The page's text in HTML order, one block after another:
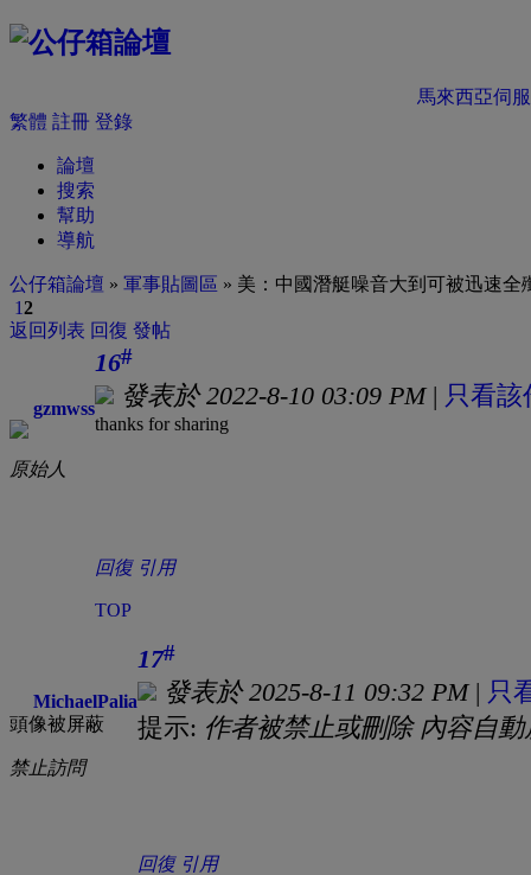
馬來西亞伺
繁體 註冊 登錄
論壇
搜索
幫助
導航
公仔箱論壇 » 軍事貼圖區 » 美：中國潛艇噪音大到可被迅速全
12
返回列表 回復 發帖
gzmwss
原始人
16#
發表於 2022-8-10 03:09 PM| 只看該
thanks for sharing
回復 引用
TOP
MichaelPalia
頭像被屏蔽
禁止訪問
17#
發表於 2025-8-11 09:32 PM| 只
提示: 作者被禁止或刪除 內容自動
回復 引用